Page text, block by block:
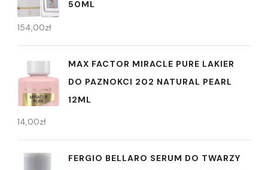
50ML
154,00zł
MAX FACTOR MIRACLE PURE LAKIER
DO PAZNOKCI 202 NATURAL PEARL
12ML
14,00zł
FERGIO BELLARO SERUM DO TWARZY